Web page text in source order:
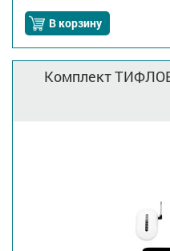
В корзину
Комплект